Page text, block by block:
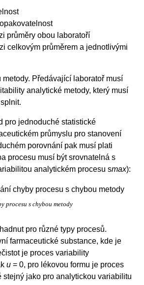
průměry obou laboratoří
celkovým průměrem a jednotlivými
Předávající laboratoř musí
analytické metody, který musí
pro jednoduché statistické
průmyslu pro stanovení
porovnání pak musí plati
procesu musí být srovnatelná s
analytickém procesu smax):
procesu s chybou metody
pro různé typy procesů.
farmaceutické substance, kde je
je proces variability
u = 0, pro lékovou formu je proces
stejný jako pro analytickou variabilitu